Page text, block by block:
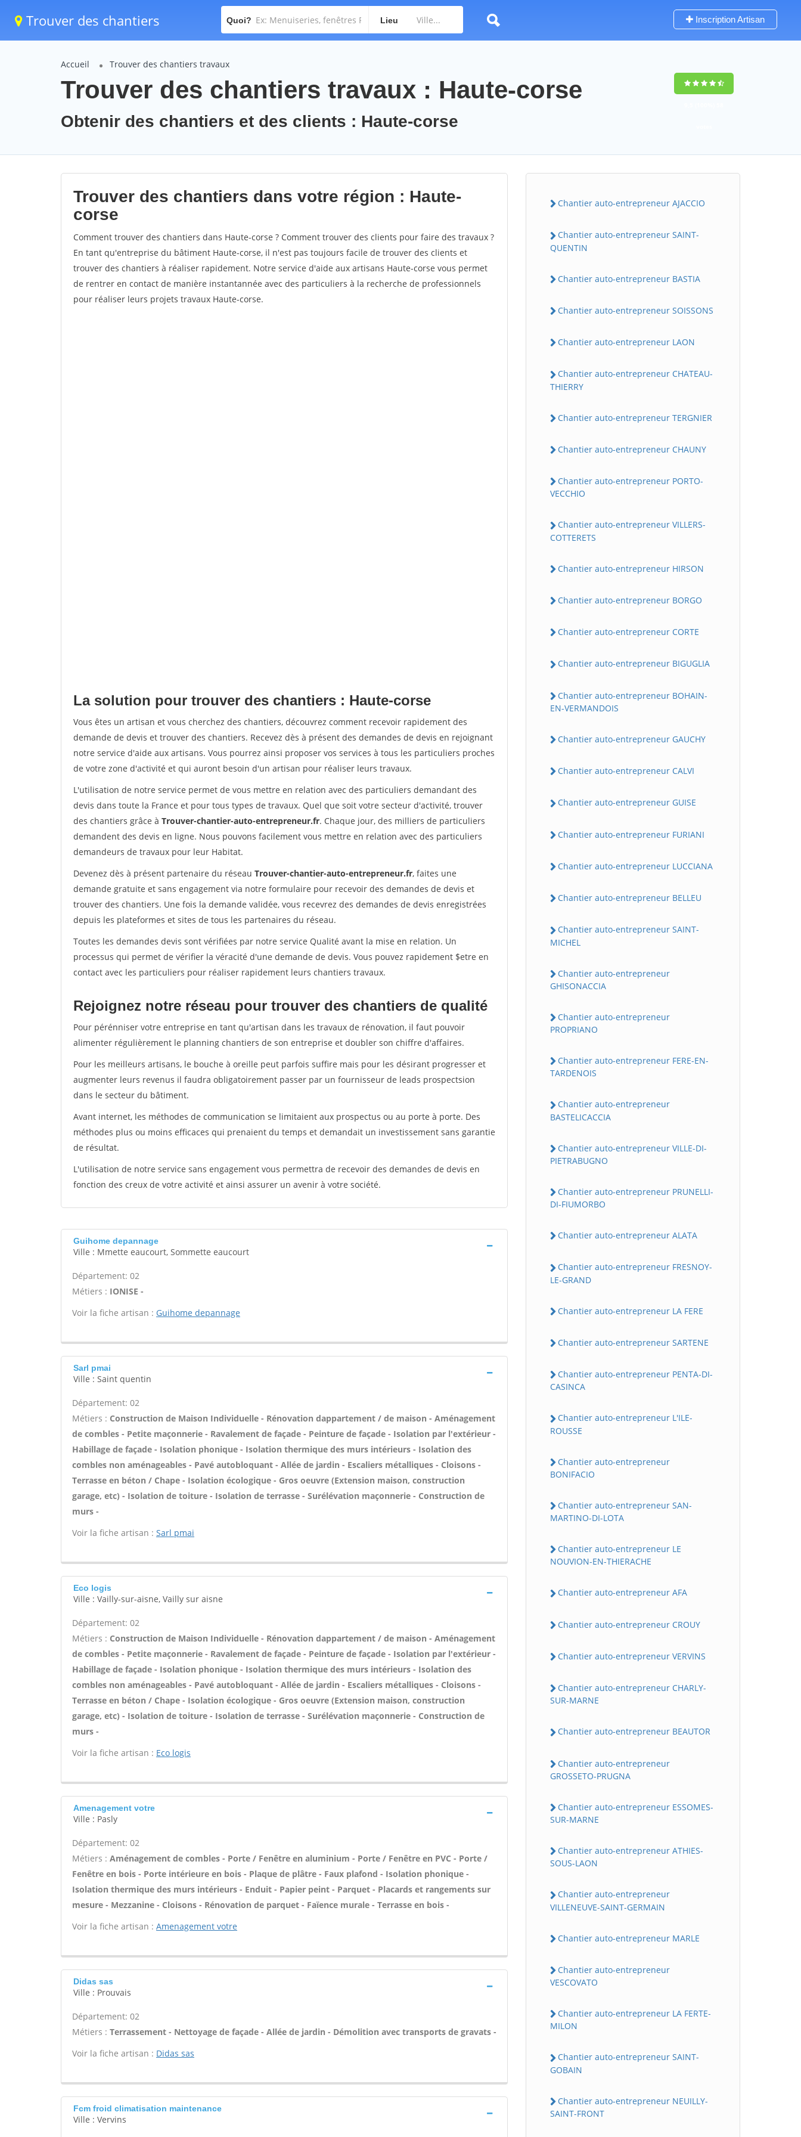
Trouver des chantiers Quoi? Lieu Inscription Artisan
Accueil Trouver des chantiers travaux
Trouver des chantiers travaux : Haute-corse
Obtenir des chantiers et des clients : Haute-corse
Trouver des chantiers dans votre région : Haute-
corse
Comment trouver des chantiers dans Haute-corse ? Comment trouver des clients pour faire des travaux ?
En tant qu'entreprise du bâtiment Haute-corse, il n'est pas toujours facile de trouver des clients et
trouver des chantiers à réaliser rapidement. Notre service d'aide aux artisans Haute-corse vous permet
de rentrer en contact de manière instantannée avec des particuliers à la recherche de professionnels
pour réaliser leurs projets travaux Haute-corse.
La solution pour trouver des chantiers : Haute-corse
Vous êtes un artisan et vous cherchez des chantiers, découvrez comment recevoir rapidement des
demande de devis et trouver des chantiers. Recevez dès à présent des demandes de devis en rejoignant
notre service d'aide aux artisans. Vous pourrez ainsi proposer vos services à tous les particuliers proches
de votre zone d'activité et qui auront besoin d'un artisan pour réaliser leurs travaux.
L'utilisation de notre service permet de vous mettre en relation avec des particuliers demandant des
devis dans toute la France et pour tous types de travaux. Quel que soit votre secteur d'activité, trouver
des chantiers grâce à Trouver-chantier-auto-entrepreneur.fr. Chaque jour, des milliers de particuliers
demandent des devis en ligne. Nous pouvons facilement vous mettre en relation avec des particuliers
demandeurs de travaux pour leur Habitat.
Devenez dès à présent partenaire du réseau Trouver-chantier-auto-entrepreneur.fr, faites une
demande gratuite et sans engagement via notre formulaire pour recevoir des demandes de devis et
trouver des chantiers. Une fois la demande validée, vous recevrez des demandes de devis enregistrées
depuis les plateformes et sites de tous les partenaires du réseau.
Toutes les demandes devis sont vérifiées par notre service Qualité avant la mise en relation. Un
processus qui permet de vérifier la véracité d'une demande de devis. Vous pouvez rapidement $etre en
contact avec les particuliers pour réaliser rapidement leurs chantiers travaux.
Rejoignez notre réseau pour trouver des chantiers de qualité
Pour pérénniser votre entreprise en tant qu'artisan dans les travaux de rénovation, il faut pouvoir
alimenter régulièrement le planning chantiers de son entreprise et doubler son chiffre d'affaires.
Pour les meilleurs artisans, le bouche à oreille peut parfois suffire mais pour les désirant progresser et
augmenter leurs revenus il faudra obligatoirement passer par un fournisseur de leads prospectsion
dans le secteur du bâtiment.
Avant internet, les méthodes de communication se limitaient aux prospectus ou au porte à porte. Des
méthodes plus ou moins efficaces qui prenaient du temps et demandait un investissement sans garantie
de résultat.
L'utilisation de notre service sans engagement vous permettra de recevoir des demandes de devis en
fonction des creux de votre activité et ainsi assurer un avenir à votre société.
Guihome depannage
Ville : Mmette eaucourt, Sommette eaucourt
Département: 02
Métiers : IONISE -
Voir la fiche artisan : Guihome depannage
Sarl pmai
Ville : Saint quentin
Département: 02
Métiers : Construction de Maison Individuelle - Rénovation dappartement / de maison - Aménagement
de combles - Petite maçonnerie - Ravalement de façade - Peinture de façade - Isolation par l'extérieur -
Habillage de façade - Isolation phonique - Isolation thermique des murs intérieurs - Isolation des
combles non aménageables - Pavé autobloquant - Allée de jardin - Escaliers métalliques - Cloisons -
Terrasse en béton / Chape - Isolation écologique - Gros oeuvre (Extension maison, construction
garage, etc) - Isolation de toiture - Isolation de terrasse - Surélévation maçonnerie - Construction de
murs -
Voir la fiche artisan : Sarl pmai
Eco logis
Ville : Vailly-sur-aisne, Vailly sur aisne
Département: 02
Métiers : Construction de Maison Individuelle - Rénovation dappartement / de maison - Aménagement
de combles - Petite maçonnerie - Ravalement de façade - Peinture de façade - Isolation par l'extérieur -
Habillage de façade - Isolation phonique - Isolation thermique des murs intérieurs - Isolation des
combles non aménageables - Pavé autobloquant - Allée de jardin - Escaliers métalliques - Cloisons -
Terrasse en béton / Chape - Isolation écologique - Gros oeuvre (Extension maison, construction
garage, etc) - Isolation de toiture - Isolation de terrasse - Surélévation maçonnerie - Construction de
murs -
Voir la fiche artisan : Eco logis
Amenagement votre
Ville : Pasly
Département: 02
Métiers : Aménagement de combles - Porte / Fenêtre en aluminium - Porte / Fenêtre en PVC - Porte /
Fenêtre en bois - Porte intérieure en bois - Plaque de plâtre - Faux plafond - Isolation phonique -
Isolation thermique des murs intérieurs - Enduit - Papier peint - Parquet - Placards et rangements sur
mesure - Mezzanine - Cloisons - Rénovation de parquet - Faïence murale - Terrasse en bois -
Voir la fiche artisan : Amenagement votre
Didas sas
Ville : Prouvais
Département: 02
Métiers : Terrassement - Nettoyage de façade - Allée de jardin - Démolition avec transports de gravats -
Voir la fiche artisan : Didas sas
Fcm froid climatisation maintenance
Ville : Vervins
Chantier auto-entrepreneur AJACCIO
Chantier auto-entrepreneur SAINT-
QUENTIN
Chantier auto-entrepreneur BASTIA
Chantier auto-entrepreneur SOISSONS
Chantier auto-entrepreneur LAON
Chantier auto-entrepreneur CHATEAU-
THIERRY
Chantier auto-entrepreneur TERGNIER
Chantier auto-entrepreneur CHAUNY
Chantier auto-entrepreneur PORTO-
VECCHIO
Chantier auto-entrepreneur VILLERS-
COTTERETS
Chantier auto-entrepreneur HIRSON
Chantier auto-entrepreneur BORGO
Chantier auto-entrepreneur CORTE
Chantier auto-entrepreneur BIGUGLIA
Chantier auto-entrepreneur BOHAIN-
EN-VERMANDOIS
Chantier auto-entrepreneur GAUCHY
Chantier auto-entrepreneur CALVI
Chantier auto-entrepreneur GUISE
Chantier auto-entrepreneur FURIANI
Chantier auto-entrepreneur LUCCIANA
Chantier auto-entrepreneur BELLEU
Chantier auto-entrepreneur SAINT-
MICHEL
Chantier auto-entrepreneur
GHISONACCIA
Chantier auto-entrepreneur
PROPRIANO
Chantier auto-entrepreneur FERE-EN-
TARDENOIS
Chantier auto-entrepreneur
BASTELICACCIA
Chantier auto-entrepreneur VILLE-DI-
PIETRABUGNO
Chantier auto-entrepreneur PRUNELLI-
DI-FIUMORBO
Chantier auto-entrepreneur ALATA
Chantier auto-entrepreneur FRESNOY-
LE-GRAND
Chantier auto-entrepreneur LA FERE
Chantier auto-entrepreneur SARTENE
Chantier auto-entrepreneur PENTA-DI-
CASINCA
Chantier auto-entrepreneur L'ILE-
ROUSSE
Chantier auto-entrepreneur
BONIFACIO
Chantier auto-entrepreneur SAN-
MARTINO-DI-LOTA
Chantier auto-entrepreneur LE
NOUVION-EN-THIERACHE
Chantier auto-entrepreneur AFA
Chantier auto-entrepreneur CROUY
Chantier auto-entrepreneur VERVINS
Chantier auto-entrepreneur CHARLY-
SUR-MARNE
Chantier auto-entrepreneur BEAUTOR
Chantier auto-entrepreneur
GROSSETO-PRUGNA
Chantier auto-entrepreneur ESSOMES-
SUR-MARNE
Chantier auto-entrepreneur ATHIES-
SOUS-LAON
Chantier auto-entrepreneur
VILLENEUVE-SAINT-GERMAIN
Chantier auto-entrepreneur MARLE
Chantier auto-entrepreneur
VESCOVATO
Chantier auto-entrepreneur LA FERTE-
MILON
Chantier auto-entrepreneur SAINT-
GOBAIN
Chantier auto-entrepreneur NEUILLY-
SAINT-FRONT